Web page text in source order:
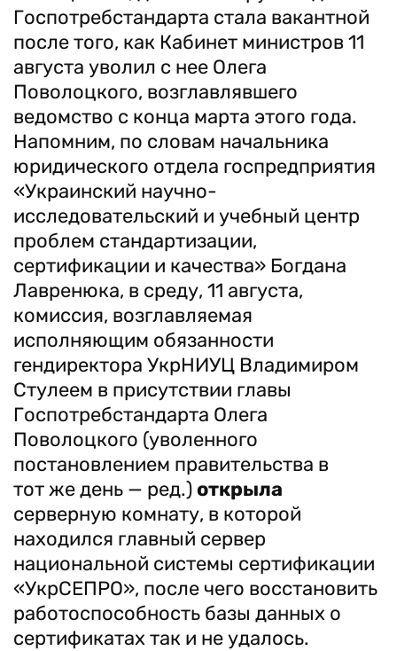
Госпотребстандарта стала вакантной
после того, как Кабинет министров 11
августа уволил с нее Олега
Поволоцкого, возглавлявшего
ведомство с конца марта этого года.
Напомним, по словам начальника
юридического отдела госпредприятия
«Украинский научно-
исследовательский и учебный центр
проблем стандартизации,
сертификации и качества» Богдана
Лавренюка, в среду, 11 августа,
комиссия, возглавляемая
исполняющим обязанности
гендиректора УкрНИУЦ Владимиром
Стулеем в присутствии главы
Госпотребстандарта Олега
Поволоцкого (уволенного
постановлением правительства в
тот же день — ред.)открыла
серверную комнату, в которой
находился главный сервер
национальной системы сертификации
«УкрСЕПРО», после чего восстановить
работоспособность базы данных о
сертификатах так и не удалось.